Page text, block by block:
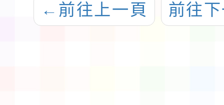
← 前往上一頁 前往